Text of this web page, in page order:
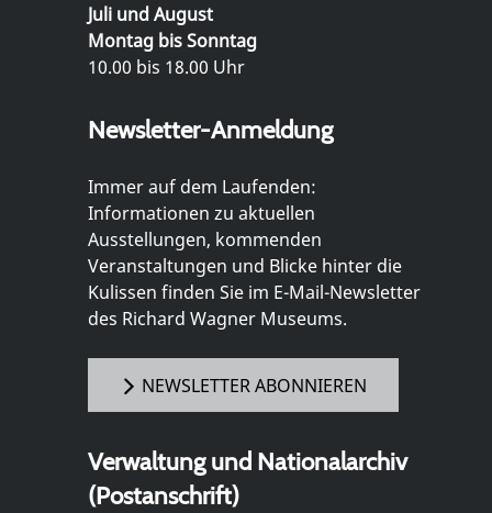
Juli und August
Montag bis Sonntag
10.00 bis 18.00 Uhr
Newsletter-Anmeldung
Immer auf dem Laufenden:
Informationen zu aktuellen
Ausstellungen, kommenden
Veranstaltungen und Blicke hinter die
Kulissen finden Sie im E-Mail-Newsletter
des Richard Wagner Museums.
NEWSLETTER ABONNIEREN
Verwaltung und Nationalarchiv
(Postanschrift)